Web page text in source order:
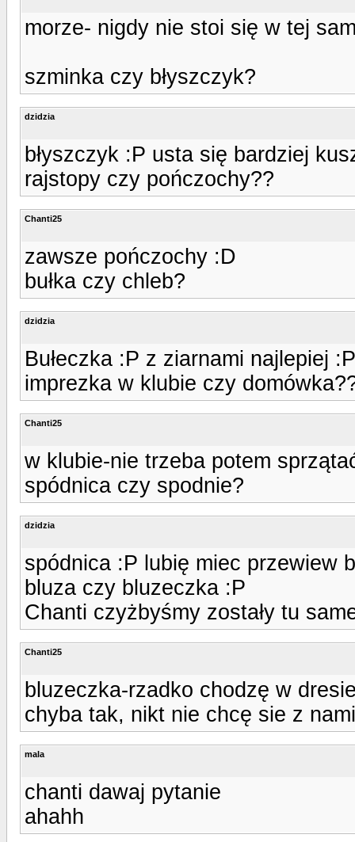
morze- nigdy nie stoi się w tej
szminka czy błyszczyk?
dzidzia
błyszczyk :P usta się bardziej
rajstopy czy pończochy??
Chanti25
zawsze pończochy :D
bułka czy chleb?
dzidzia
Bułeczka :P z ziarnami najlepiej :P
imprezka w klubie czy
Chanti25
w klubie-nie trzeba potem
spódnica czy spodnie?
dzidzia
spódnica :P lubię miec przewiew
bluza czy bluzeczka :P
Chanti czyżbyśmy zostały tu
Chanti25
bluzeczka-rzadko chodzę w
chyba tak, nikt nie chcę sie z
mala
chanti dawaj pytanie
ahahh